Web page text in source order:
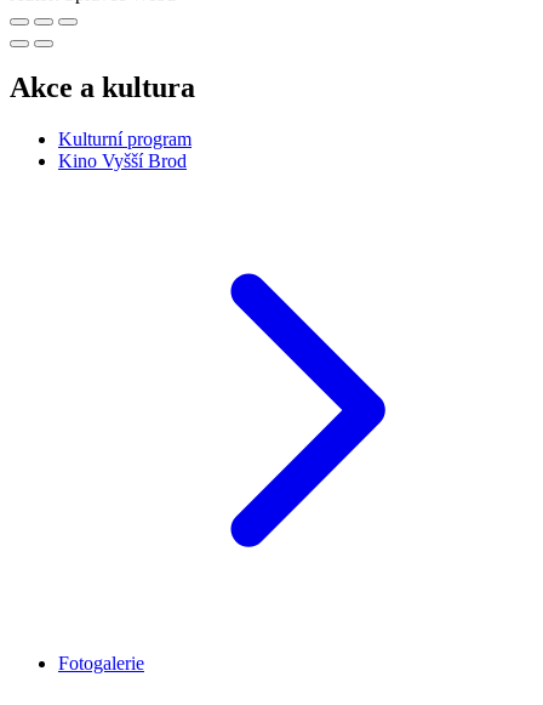
Akce a kultura
Kulturní program
Kino Vyšší Brod
Fotogalerie